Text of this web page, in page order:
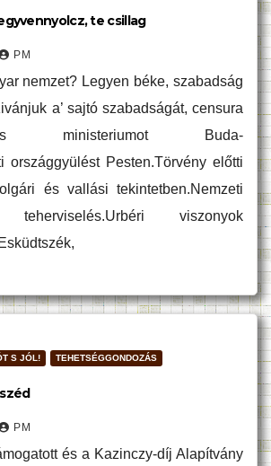
te csillag
PM
nemzet? Legyen béke, szabadság
a’ sajtó szabadságát, censura
ministeriumot Buda-
országgyülést Pesten.Törvény előtti
és vallási tekintetben.Nemzeti
teherviselés.Urbéri viszonyok
S JÓL! TEHETSÉGGONDOZÁS
PM
és a Kazinczy-díj Alapítvány